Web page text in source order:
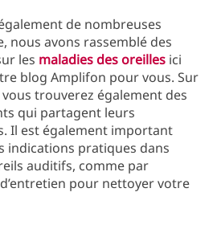
de nombreuses
nous avons rassemblé des
les maladies des oreilles ici
blog Amplifon pour vous. Sur
vous trouverez également des
qui partagent leurs
Il est également important
indications pratiques dans
auditifs, comme par
pour nettoyer votre